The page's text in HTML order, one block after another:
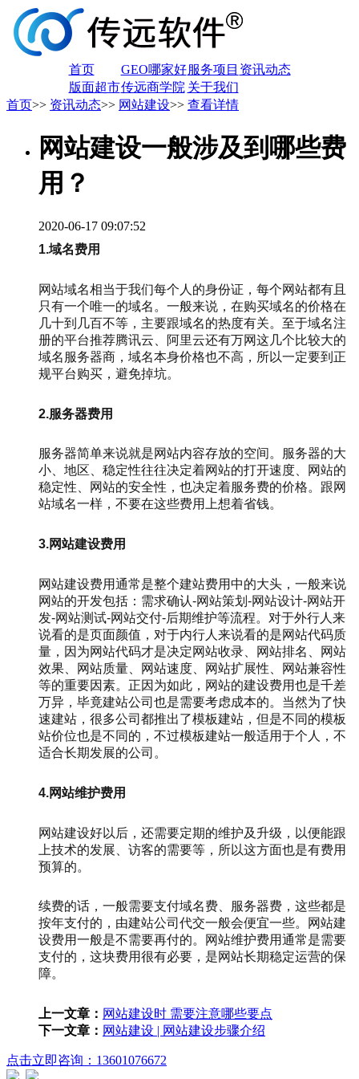
首页 GEO哪家好 服务项目 资讯动态
版面超市传远商学院 关于我们
首页>> 资讯动态>> 网站建设>> 查看详情
网站建设一般涉及到哪些费
用？
2020-06-17 09:07:52
1.域名费用
网站域名相当于我们每个人的身份证，每个网站都有且
只有一个唯一的域名。一般来说，在购买域名的价格在
几十到几百不等，主要跟域名的热度有关。至于域名注
册的平台推荐腾讯云、阿里云还有万网这几个比较大的
域名服务器商，域名本身价格也不高，所以一定要到正
规平台购买，避免掉坑。
2.服务器费用
服务器简单来说就是网站内容存放的空间。服务器的大
小、地区、稳定性往往决定着网站的打开速度、网站的
稳定性、网站的安全性，也决定着服务费的价格。跟网
站域名一样，不要在这些费用上想着省钱。
3.网站建设费用
网站建设费用通常是整个建站费用中的大头，一般来说
网站的开发包括：需求确认-网站策划-网站设计-网站开
发-网站测试-网站交付-后期维护等流程。对于外行人来
说看的是页面颜值，对于内行人来说看的是网站代码质
量，因为网站代码才是决定网站收录、网站排名、网站
效果、网站质量、网站速度、网站扩展性、网站兼容性
等的重要因素。正因为如此，网站的建设费用也是千差
万异，毕竟建站公司也是需要考虑成本的。当然为了快
速建站，很多公司都推出了模板建站，但是不同的模板
站价位也是不同的，不过模板建站一般适用于个人，不
适合长期发展的公司。
4.网站维护费用
网站建设好以后，还需要定期的维护及升级，以便能跟
上技术的发展、访客的需要等，所以这方面也是有费用
预算的。
续费的话，一般需要支付域名费、服务器费，这些都是
按年支付的，由建站公司代交一般会便宜一些。网站建
设费用一般是不需要再付的。网站维护费用通常是需要
支付的，这块费用很有必要，是网站长期稳定运营的保
障。
上一文章： 网站建设时 需要注意哪些要点
下一文章： 网站建设 | 网站建设步骤介绍
点击立即咨询：13601076672